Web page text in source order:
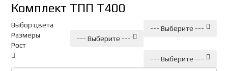
Комплект ТПП Т400
Выбор цвета
--- Выберите ---
Размеры
--- Выберите ---
Рост
--- Выберите ---